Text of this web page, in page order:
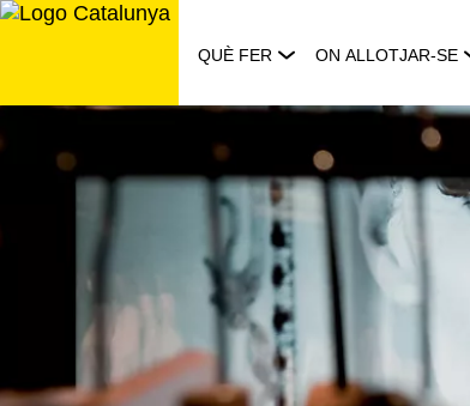
Saltar
QUÈ FER ON ALLOTJAR-SE